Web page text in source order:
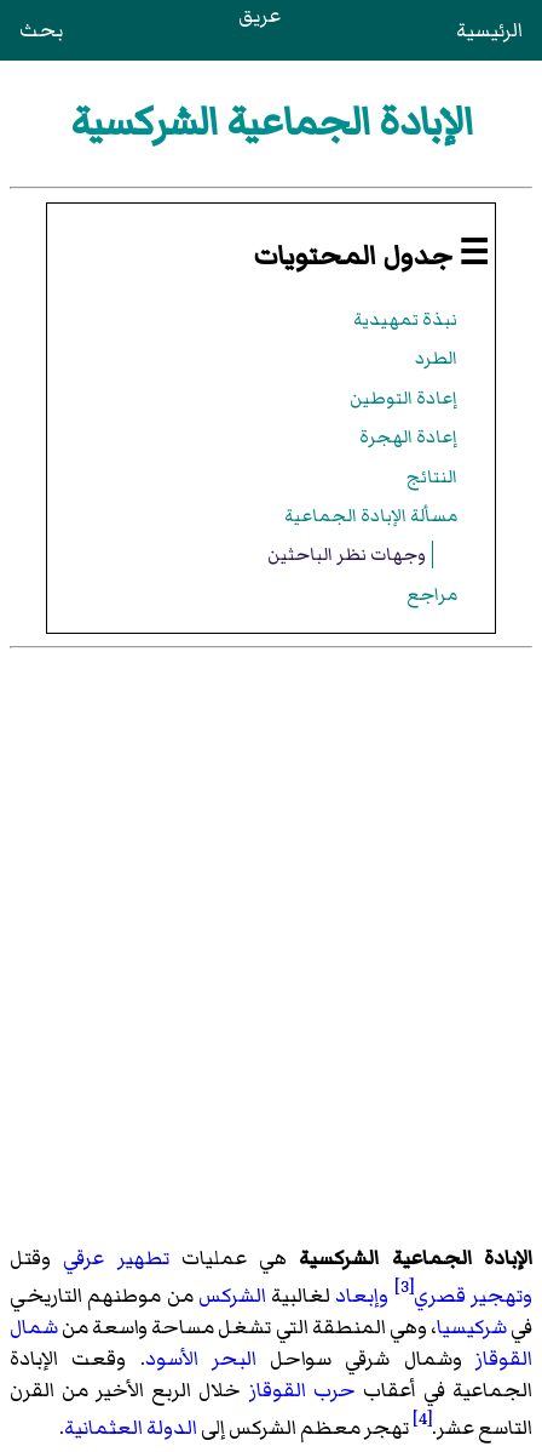
الرئيسية عريق بحث
الإبادة الجماعية الشركسية
☰ جدول المحتويات
نبذة تمهيدية
الطرد
إعادة التوطين
إعادة الهجرة
النتائج
مسألة الإبادة الجماعية
وجهات نظر الباحثين
مراجع
الإبادة الجماعية الشركسية هي عملياتتطهير عرقي وقتل
وتهجير قصري[3] وإبعادلغالبية الشركسمن موطنهم التاريخي
فيشركيسيا، وهي المنطقة التي تشغل مساحة واسعة منشمال
القوقازوشمال شرقي سواحل البحر الأسود. وقعت الإبادة
الجماعية في أعقاب حرب القوقاز خلال الربع الأخير من القرن
التاسع عشر.[4] تهجر معظم الشركس إلىالدولة العثمانية.